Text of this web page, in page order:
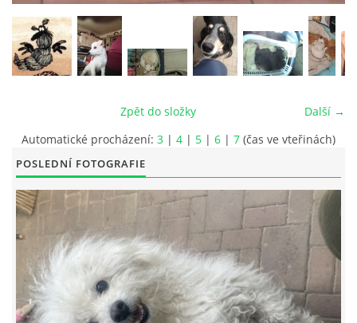
© 2026 eStránky.cz | Aktualizováno: 26. 6. 2026| Nahoru ↑
Další →
Zpět do složky
Automatické procházení: 3 | 4 | 5 | 6 | 7 (čas ve vteřinách)
POSLEDNÍ FOTOGRAFIE